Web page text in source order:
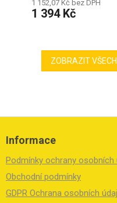
1 152,07 Kč bez DPH
1 394 Kč
ZOBRAZIT
Z
Informace
Podmínky ochrany osobních
Obchodní podmínky
GDPR Ochrana osobních